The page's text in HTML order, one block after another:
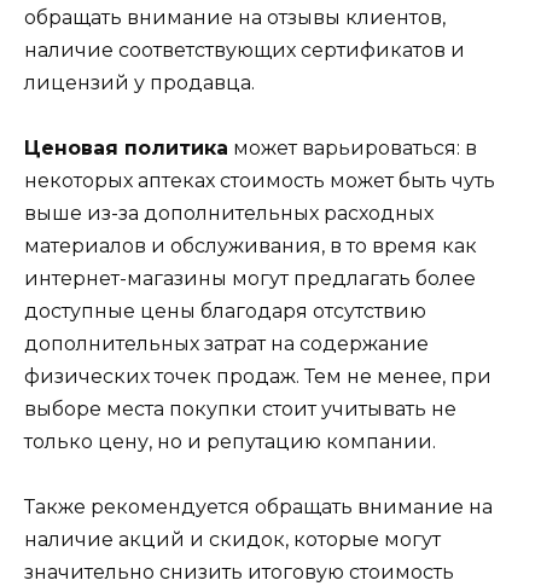
обращать внимание на отзывы клиентов,
наличие соответствующих сертификатов и
лицензий у продавца.
Ценовая политика может варьироваться: в
некоторых аптеках стоимость может быть чуть
выше из-за дополнительных расходных
материалов и обслуживания, в то время как
интернет-магазины могут предлагать более
доступные цены благодаря отсутствию
дополнительных затрат на содержание
физических точек продаж. Тем не менее, при
выборе места покупки стоит учитывать не
только цену, но и репутацию компании.
Также рекомендуется обращать внимание на
наличие акций и скидок, которые могут
значительно снизить итоговую стоимость